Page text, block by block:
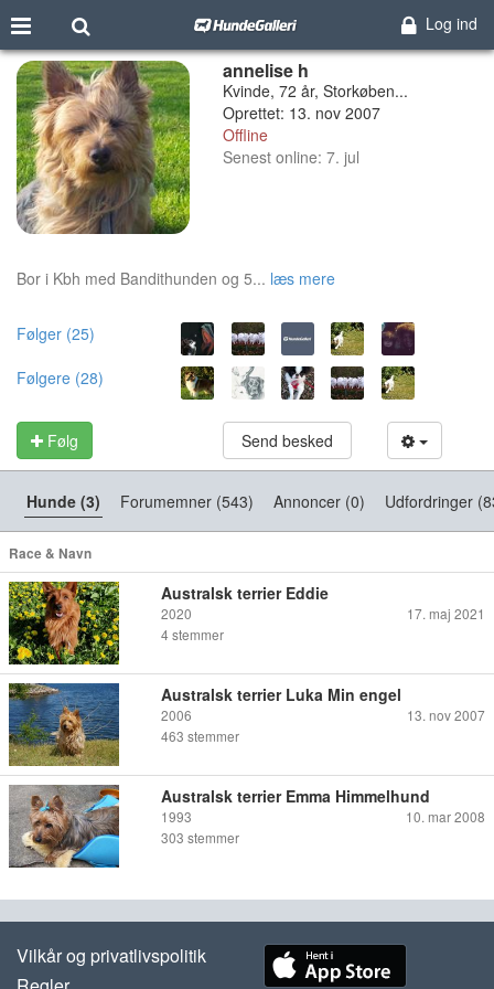
Log ind
annelise h
Kvinde, 72 år, Storkøben...
Oprettet: 13. nov 2007
Offline
Senest online: 7. jul
Bor i Kbh med Bandithunden og 5... læs mere
Følger (25)
Følgere (28)
Følg Send besked
Hunde (3) Forumemner (543) Annoncer (0) Udfordringer
Race & Navn
Australsk terrier Eddie
2020
17. maj 2021
4 stemmer
Australsk terrier Luka Min engel
2006
13. nov 2007
463 stemmer
Australsk terrier Emma Himmelhund
1993
10. mar 2008
303 stemmer
Vilkår og privatlivspolitik